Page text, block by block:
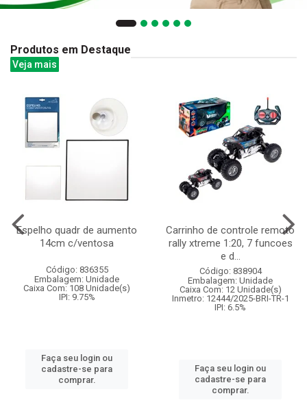
Produtos em Destaque
Veja mais
Espelho quadr de aumento
14cm c/ventosa
Código: 836355
Embalagem: Unidade
Caixa Com: 108 Unidade(s)
IPI: 9.75%
Faça seu login ou
cadastre-se para
comprar.
Carrinho de controle remoto
rally xtreme 1:20, 7 funcoes
e d...
Código: 838904
Embalagem: Unidade
Caixa Com: 12 Unidade(s)
Inmetro: 12444/2025-BRI-TR-1
IPI: 6.5%
Faça seu login ou
cadastre-se para
comprar.